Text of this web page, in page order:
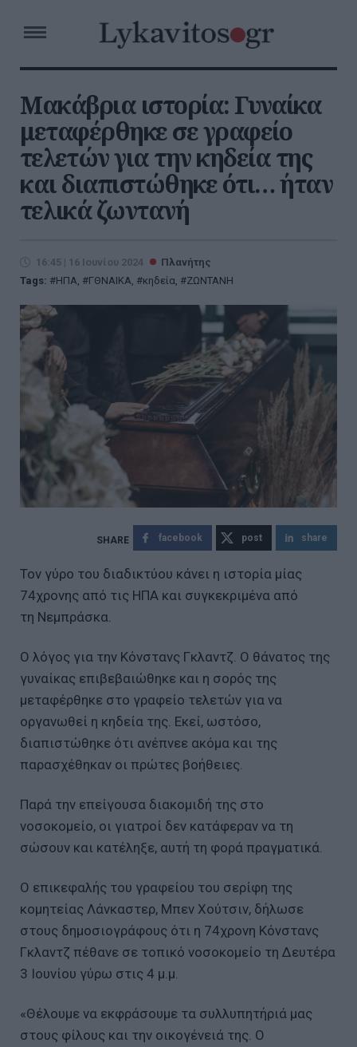
Μακάβρια ιστορία: Γυναίκα
μεταφέρθηκε σε γραφείο
τελετών για την κηδεία της
και διαπιστώθηκε ότι… ήταν
τελικά ζωντανή
16:45 | 16 Ιουνίου 2024
Πλανήτης
Tags:
ΗΠΑ, ΓΘΝΑΙΚΑ, κηδεία, ΖΩΝΤΑΝΗ
facebook post share
Τον γύρο του διαδικτύου κάνει η ιστορία μίας
74χρονης από τις ΗΠΑ και συγκεκριμένα από
τη Νεμπράσκα.
Ο λόγος για την Κόνστανς Γκλαντζ. Ο θάνατος της
γυναίκας επιβεβαιώθηκε και η σορός της
μεταφέρθηκε στο γραφείο τελετών για να
οργανωθεί η κηδεία της. Εκεί, ωστόσο,
διαπιστώθηκε ότι ανέπνεε ακόμα και της
παρασχέθηκαν οι πρώτες βοήθειες.
Παρά την επείγουσα διακομιδή της στο
νοσοκομείο, οι γιατροί δεν κατάφεραν να τη
σώσουν και κατέληξε, αυτή τη φορά πραγματικά.
Ο επικεφαλής του γραφείου του σερίφη της
κομητείας Λάνκαστερ, Μπεν Χούτσιν, δήλωσε
στους δημοσιογράφους ότι η 74χρονη Κόνστανς
Γκλαντζ πέθανε σε τοπικό νοσοκομείο τη Δευτέρα
3 Ιουνίου γύρω στις 4 μ.μ.
«Θέλουμε να εκφράσουμε τα συλλυπητήριά μας
στους φίλους και την οικογένειά της. Ο